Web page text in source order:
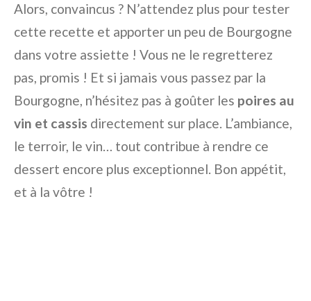
Alors, convaincus ? N’attendez plus pour tester
cette recette et apporter un peu de Bourgogne
dans votre assiette ! Vous ne le regretterez
pas, promis ! Et si jamais vous passez par la
Bourgogne, n’hésitez pas à goûter les poires au
vin et cassis directement sur place. L’ambiance,
le terroir, le vin… tout contribue à rendre ce
dessert encore plus exceptionnel. Bon appétit,
et à la vôtre !